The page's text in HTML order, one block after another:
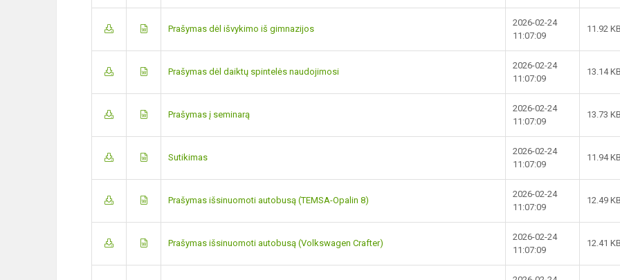
Prašymas dėl išvykimo iš gimnazijos
2026-02-24
11:07:09
11.92
Prašymas dėl daiktų spintelės naudojimosi
2026-02-24
11:07:09
13.14
Prašymas į seminarą
2026-02-24
11:07:09
13.73
Sutikimas
2026-02-24
11:07:09
11.94
Prašymas išsinuomoti autobusą (TEMSA-Opalin 8)
2026-02-24
11:07:09
12.49
Prašymas išsinuomoti autobusą (Volkswagen Crafter)
2026-02-24
11:07:09
12.41